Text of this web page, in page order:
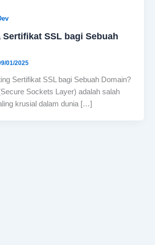
Sertifikat SSL bagi Sebuah
01/2025
Sertifikat SSL bagi Sebuah Domain?
Sockets Layer) adalah salah
krusial dalam dunia […]